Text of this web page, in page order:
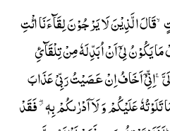
قَالَ الَّذِیْنَ لَا یَرْجُوْنَ لِقَآءَنَا ائْتِ
یَكُوْنُ لِیْۤ اَنْ اُبَدِّلَهٗ مِنْ تِلْقَآئِ
اِنِّیْۤ اَخَافُ اِنْ عَصَیْتُ رَبِّیْ عَذَابَ
تَلَوْتُهٗ عَلَیْكُمْ وَ لَاۤ اَدْرٰىكُمْ بِهٖ ﳲ فَقَدْ